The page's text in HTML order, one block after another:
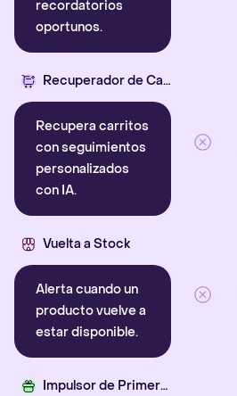
recordatorios
oportunos.
Recuperador de Carritos con IA
Recupera carritos
con seguimientos
personalizados
con IA.
Vuelta a Stock
Alerta cuando un
producto vuelve a
estar disponible.
Impulsor de Primera Compra